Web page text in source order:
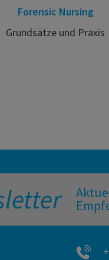
Forensic Nursing
Grundsätze und Praxis